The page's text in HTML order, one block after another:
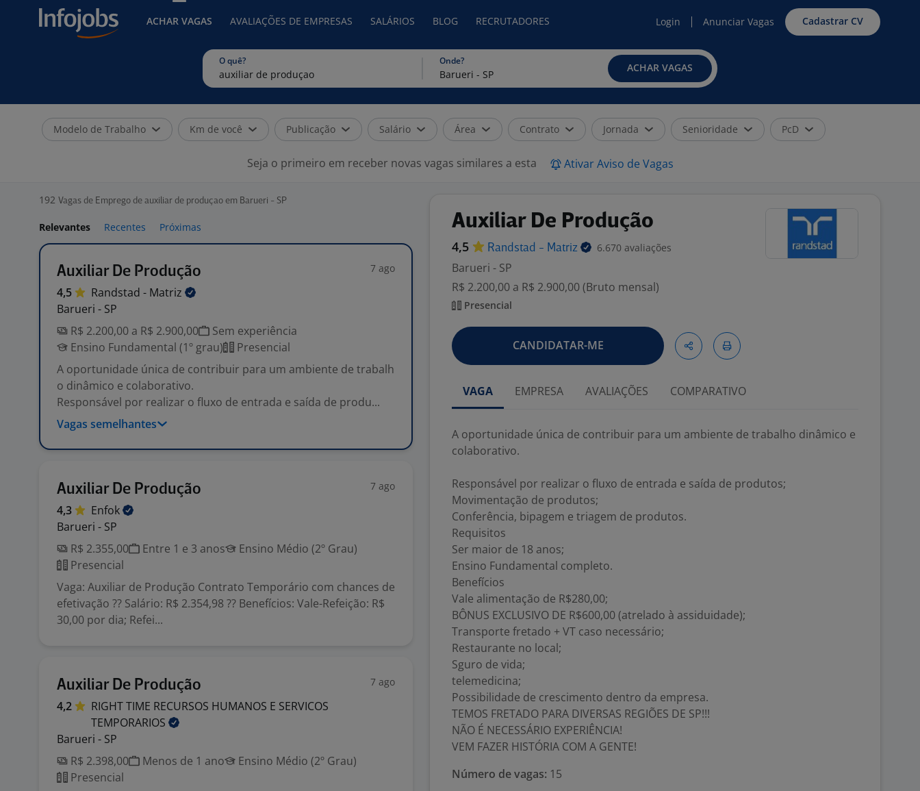
ACHAR VAGAS AVALIAÇÕES DE EMPRESAS SALÁRIOS BLOG RECRUTADORES Login Anunciar Vagas Cadastrar CV
O quê? Onde?
ACHAR VAGAS
Modelo de Trabalho Km de você Publicação Salário Área Contrato Jornada Senioridade PcD
Seja o primeiro em receber novas vagas similares a esta Ativar Aviso de Vagas
192 Vagas de Emprego de auxiliar de produçao em Barueri - SP
Relevantes Recentes Próximas
Auxiliar De Produção 7 ago
4,5 Randstad - Matriz
Barueri - SP
R$ 2.200,00 a R$ 2.900,00
Sem experiência
Ensino Fundamental (1º grau)
Presencial
A oportunidade única de contribuir para um ambiente de trabalh
o dinâmico e colaborativo.
Responsável por realizar o fluxo de entrada e saída de produ...
Vagas semelhantes
Auxiliar De Produção 7 ago
4,3
Enfok
Barueri - SP
R$ 2.355,00
Entre 1 e 3 anos
Ensino Médio (2º Grau)
Presencial
Vaga: Auxiliar de Produção Contrato Temporário com chances de
efetivação ?? Salário: R$ 2.354,98 ?? Benefícios: Vale-Refeição: R$
30,00 por dia; Refei...
Auxiliar De Produção 7 ago
4,2
RIGHT TIME RECURSOS HUMANOS E SERVICOS
TEMPORARIOS
Barueri - SP
R$ 2.398,00
Menos de 1 ano
Ensino Médio (2º Grau)
Presencial
Auxiliar De Produção
4,5 Randstad - Matriz 6.670 avaliações
Barueri - SP
R$ 2.200,00 a R$ 2.900,00 (Bruto mensal)
Presencial
CANDIDATAR-ME
VAGA EMPRESA AVALIAÇÕES COMPARATIVO
A oportunidade única de contribuir para um ambiente de trabalho dinâmico e
colaborativo.
Responsável por realizar o fluxo de entrada e saída de produtos;
Movimentação de produtos;
Conferência, bipagem e triagem de produtos.
Requisitos
Ser maior de 18 anos;
Ensino Fundamental completo.
Benefícios
Vale alimentação de R$280,00;
BÔNUS EXCLUSIVO DE R$600,00 (atrelado à assiduidade);
Transporte fretado + VT caso necessário;
Restaurante no local;
Sguro de vida;
telemedicina;
Possibilidade de crescimento dentro da empresa.
TEMOS FRETADO PARA DIVERSAS REGIÕES DE SP!!!
NÃO É NECESSÁRIO EXPERIÊNCIA!
VEM FAZER HISTÓRIA COM A GENTE!
Número de vagas: 15